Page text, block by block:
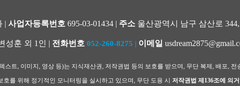
| 사업자등록번호 695-03-01434 | 주소울산광역시 남구 삼산로
성훈 외 1인 | 전화번호 052-260-8275 | 이메일
스트, 이미지, 영상 등)는 지식재산권, 저작권법 등의 보호를 받으며, 무단 복제, 배포, 전
를 위해 정기적인 모니터링을 실시하고 있으며, 무단 도용 시
저작권법 제136조에 의